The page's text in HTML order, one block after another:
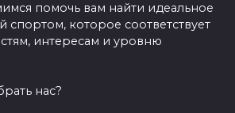
помочь вам найти идеальное
спортом, которое соответствует
интересам и уровню
нас?